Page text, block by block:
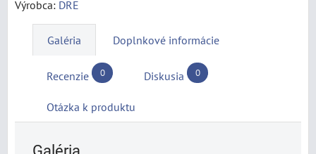
Výrobca: DRE
Galéria Doplnkové informácie
Recenzie 0 Diskusia 0
Otázka k produktu